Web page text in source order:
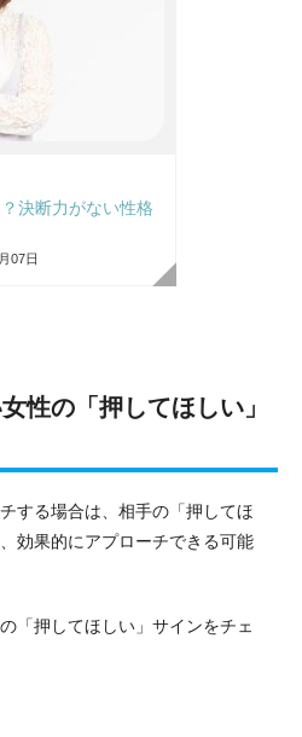
決断力がない性格
07日
性の「押してほしい」
する場合は、相手の「押してほ
効果的にアプローチできる可能
「押してほしい」サインをチェ